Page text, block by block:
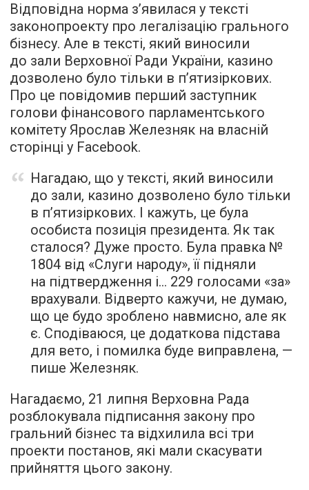
Відповідна норма з’явилася у тексті
законопроекту про легалізацію грального
бізнесу. Але в тексті, який виносили
до зали Верховної Ради України, казино
дозволено було тільки в п’ятизіркових.
Про це повідомив перший заступник
голови фінансового парламентського
комітету Ярослав Железняк на власній
сторінці у Faсebook.
Нагадаю, що у тексті, який виносили
до зали, казино дозволено було тільки
в п’ятизіркових. І кажуть, це була
особиста позиція президента. Як так
сталося? Дуже просто. Була правка №
1804 від «Слуги народу», її підняли
на підтвердження і… 229 голосами «за»
врахували. Відверто кажучи, не думаю,
що це будо зроблено навмисно, але як
є. Сподіваюся, це додаткова підстава
для вето, і помилка буде виправлена, —
пише Железняк.
Нагадаємо, 21 липня Верховна Рада
розблокувала підписання закону про
гральний бізнес та відхилила всі три
проекти постанов, які мали скасувати
прийняття цього закону.